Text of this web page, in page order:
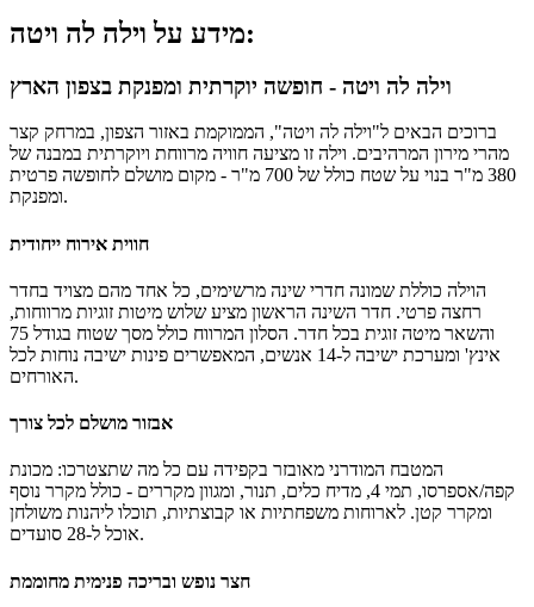
מידע על וילה לה ויטה:
וילה לה ויטה - חופשה יוקרתית ומפנקת בצפון הארץ
ברוכים הבאים ל"וילה לה ויטה", הממוקמת באזור הצפון, במרחק קצר
מהרי מירון המרהיבים. וילה זו מציעה חוויה מרווחת ויוקרתית במבנה של
380 מ"ר בנוי על שטח כולל של 700 מ"ר - מקום מושלם לחופשה פרטית
ומפנקת.
חווית אירוח ייחודית
הוילה כוללת שמונה חדרי שינה מרשימים, כל אחד מהם מצויד בחדר
רחצה פרטי. חדר השינה הראשון מציע שלוש מיטות זוגיות מרווחות,
והשאר מיטה זוגית בכל חדר. הסלון המרווח כולל מסך שטוח בגודל 75
אינץ' ומערכת ישיבה ל-14 אנשים, המאפשרים פינות ישיבה נוחות לכל
האורחים.
אבזור מושלם לכל צורך
המטבח המודרני מאובזר בקפידה עם כל מה שתצטרכו: מכונת
קפה/אספרסו, תמי 4, מדיח כלים, תנור, ומגוון מקררים - כולל מקרר נוסף
ומקרר קטן. לארוחות משפחתיות או קבוצתיות, תוכלו ליהנות משולחן
אוכל ל-28 סועדים.
חצר נופש ובריכה פנימית מחוממת